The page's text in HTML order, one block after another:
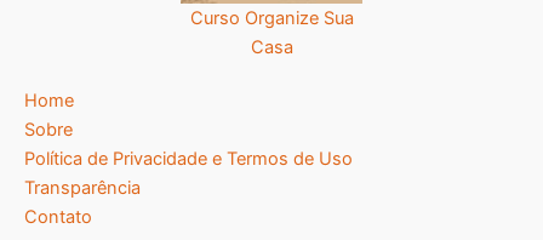
Curso Organize Sua
Casa
Home
Sobre
Política de Privacidade e Termos de Uso
Transparência
Contato